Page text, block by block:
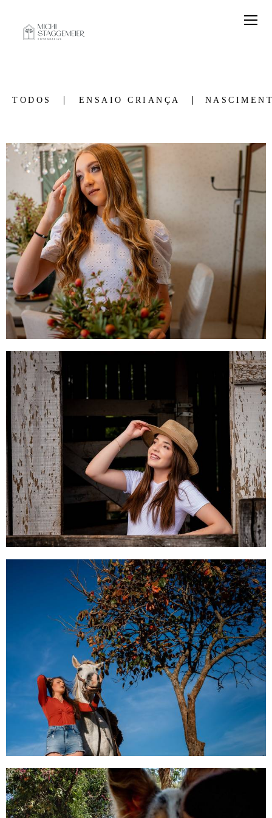
TODOS ENSAIO CRIANÇA